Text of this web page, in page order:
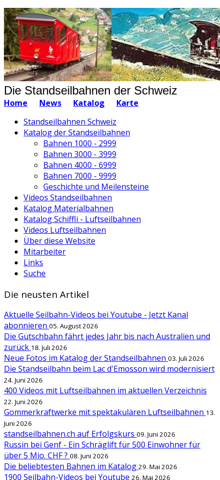
Die Standseilbahnen der Schweiz
Home News Katalog
Karte
Standseilbahnen Schweiz
Katalog der Standseilbahnen
Bahnen 1000 - 2999
Bahnen 3000 - 3999
Bahnen 4000 - 6999
Bahnen 7000 - 9999
Geschichte und Meilensteine
Videos Standseilbahnen
Katalog Materialbahnen
Katalog Schiffli - Luftseilbahnen
Videos Luftseilbahnen
Über diese Website
Mitarbeiter
Links
Suche
Die neusten Artikel
Aktuelle Seilbahn-Videos bei Youtube - Jetzt Kanal
abonnieren 05. August 2026
Die Gütschbahn fährt jedes Jahr bis nach Australien und
zurück 18. Juli 2026
Neue Fotos im Katalog der Standseilbahnen 03. Juli 2026
Die Standseilbahn beim Lac d'Emosson wird modernisiert
24. Juni 2026
400 Videos mit Luftseilbahnen im aktuellen Verzeichnis
22. Juni 2026
Gommerkraftwerke mit spektakulären Luftseilbahnen 13.
Juni 2026
standseilbahnen.ch auf Erfolgskurs 09. Juni 2026
Russin bei Genf - Ein Schräglift für 500 Einwohner für
über 5 Mio. CHF ? 08. Juni 2026
Die beliebtesten Bahnen im Katalog 29. Mai 2026
1900 Seilbahn-Videos bei Youtube 26. Mai 2026